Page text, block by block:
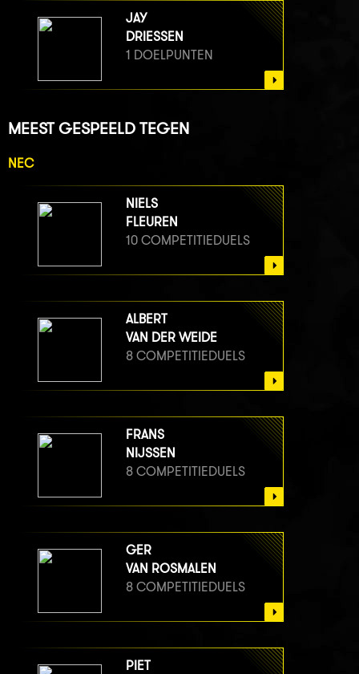
JAY
DRIESSEN
1 DOELPUNTEN
MEEST GESPEELD TEGEN
NEC
NIELS
FLEUREN
10 COMPETITIEDUELS
ALBERT
VAN DER WEIDE
8 COMPETITIEDUELS
FRANS
NIJSSEN
8 COMPETITIEDUELS
GER
VAN ROSMALEN
8 COMPETITIEDUELS
PIET